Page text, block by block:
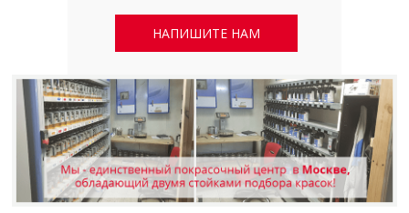
НАПИШИТЕ НАМ